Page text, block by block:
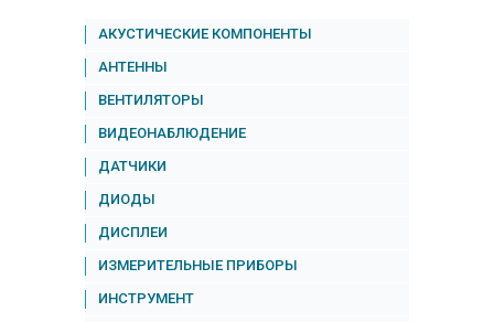
АКУСТИЧЕСКИЕ КОМПОНЕНТЫ
АНТЕННЫ
ВЕНТИЛЯТОРЫ
ВИДЕОНАБЛЮДЕНИЕ
ДАТЧИКИ
ДИОДЫ
ДИСПЛЕИ
ИЗМЕРИТЕЛЬНЫЕ ПРИБОРЫ
ИНСТРУМЕНТ